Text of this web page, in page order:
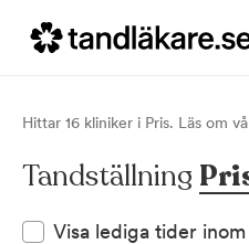
Hittar 16 kliniker i Pris. Läs om
Tandställning
Visa lediga tider